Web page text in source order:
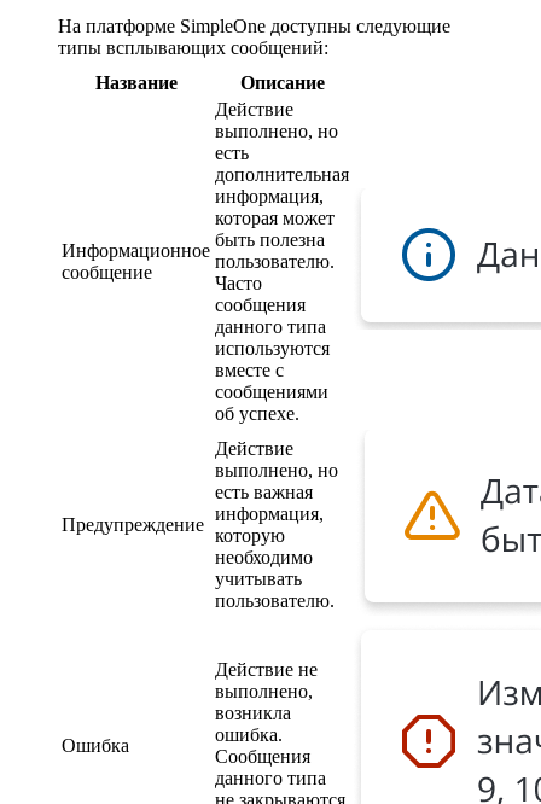
На платформе SimpleOne доступны следующие
типы всплывающих сообщений:
Название
Описание
Информационное
сообщение
Действие
выполнено, но
есть
дополнительная
информация,
которая может
быть полезна
пользователю.
Часто
сообщения
данного типа
используются
вместе с
сообщениями
об успехе.
Предупреждение
Действие
выполнено, но
есть важная
информация,
которую
необходимо
учитывать
пользователю.
Ошибка
Действие не
выполнено,
возникла
ошибка.
Сообщения
данного типа
не закрываются